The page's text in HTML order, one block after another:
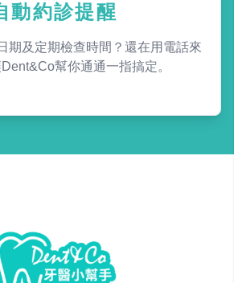
動約診提醒
期及定期檢查時間？還在用電話來
幫你通通一指搞定。